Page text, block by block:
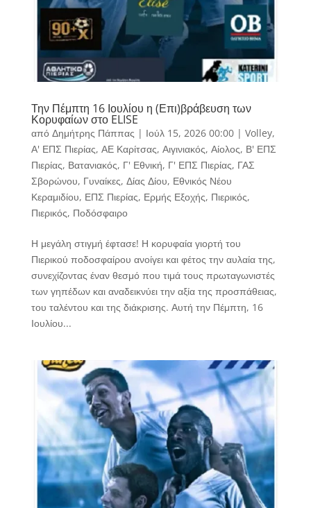
Την Πέμπτη 16 Ιουλίου η (Επι)βράβευση των
Κορυφαίων στο ELISE
από Δημήτρης Πάππας | Ιούλ 15, 2026 00:00| Volley,
Α' ΕΠΣ Πιερίας, ΑΕ Καρίτσας, Αιγινιακός, Αίολος, Β' ΕΠΣ
Πιερίας, Βατανιακός, Γ' Εθνική, Γ' ΕΠΣ Πιερίας, ΓΑΣ
Σβορώνου, Γυναίκες, Δίας Δίου, Εθνικός Νέου
Κεραμιδίου, ΕΠΣ Πιερίας, Ερμής Εξοχής, Πιερικός,
Πιερικός, Ποδόσφαιρο
Η μεγάλη στιγμή έφτασε! Η κορυφαία γιορτή του
Πιερικού ποδοσφαίρου ανοίγει και φέτος την αυλαία της,
συνεχίζοντας έναν θεσμό που τιμά τους πρωταγωνιστές
των γηπέδων και αναδεικνύει την αξία της προσπάθειας,
του ταλέντου και της διάκρισης. Αυτή την Πέμπτη, 16
Ιουλίου...